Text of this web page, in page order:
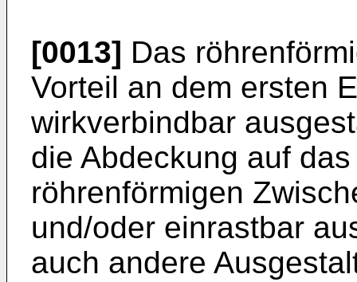
[0013] Das
Vorteil an dem ersten
wirkverbindbar
die Abdeckung auf
röhrenförmigen
und/oder einrastbar
auch andere